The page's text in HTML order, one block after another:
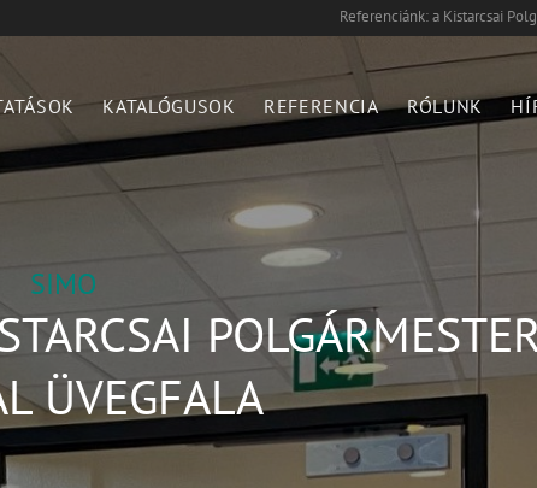
Referenciánk: a Kistarcsai
KATALÓGUSOK REFERENCIA RÓLUNK
SIMO
ÜVEGFALA